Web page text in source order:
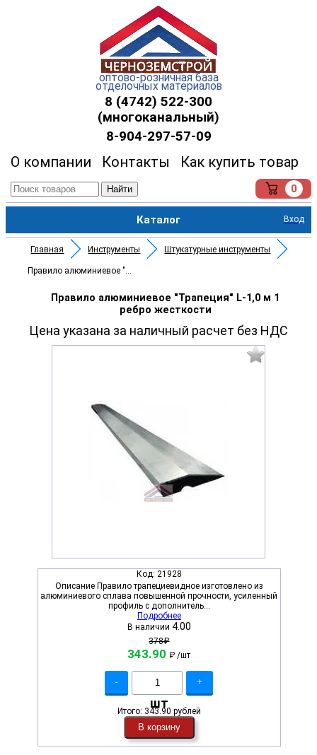
оптово-розничная база
отделочных материалов
8 (4742) 522-300
(многоканальный)
8-904-297-57-09
О компании Контакты Как купить товар
Найти 0
Каталог Вход
Главная Инструменты Штукатурные инструменты
Правило алюминиевое "Трапеция"
Правило алюминиевое "Трапеция" L-1,0 м 1
ребро жесткости
Цена указана за наличный расчет без НДС
Код: 21928
Описание Правило трапециевидное изготовлено из
алюминиевого сплава повышенной прочности, усиленный
профиль с дополнитель...
Подробнее
В наличии 4.00
378₽
343.90 ₽/шт
- +
шт
Итого: 343.90 рублей
В корзину